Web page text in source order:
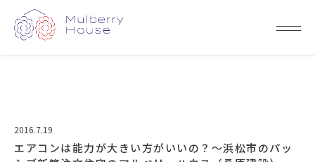
2016.7.19
エアコンは能力が大きい方がいいの？～浜松市のパッ